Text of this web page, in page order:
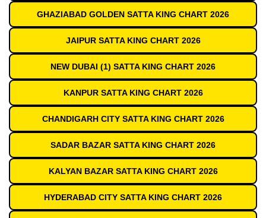
GHAZIABAD GOLDEN SATTA KING CHART 2026
JAIPUR SATTA KING CHART 2026
NEW DUBAI (1) SATTA KING CHART 2026
KANPUR SATTA KING CHART 2026
CHANDIGARH CITY SATTA KING CHART 2026
SADAR BAZAR SATTA KING CHART 2026
KALYAN BAZAR SATTA KING CHART 2026
HYDERABAD CITY SATTA KING CHART 2026